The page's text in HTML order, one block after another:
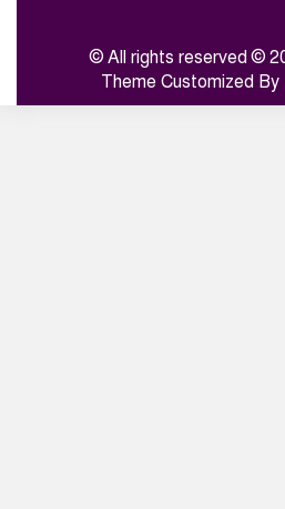
শ্যামনগর
সৌজন্য
মাদকমুক্তির
© All rights reserved ©
Theme Customized By